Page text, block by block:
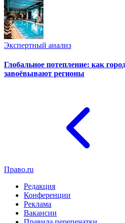
Экспертный анализ
Глобальное потепление: как
завоёвывают регионы
Право.ru
Редакция
Конференции
Реклама
Вакансии